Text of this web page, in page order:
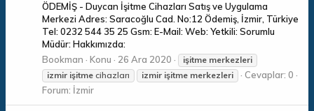
ÖDEMİŞ - Duycan İşitme Cihazları Satış ve Uygulama
Merkezi Adres: Saracoğlu Cad. No:12 Ödemiş, İzmir, Türkiye
Tel: 0232 544 35 25 Gsm: E-Mail: Web: Yetkili: Sorumlu
Müdür: Hakkımızda:
Bookman
Konu 26 Ara 2020 işitme merkezleri
izmir işitme cihazları izmir işitme merkezleri
Cevaplar: 0
Forum: İzmir